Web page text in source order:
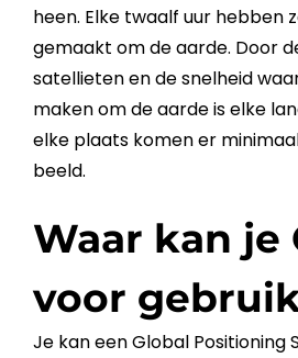
heen. Elke twaalf uur hebben
gemaakt om de aarde. Door
satellieten en de snelheid
maken om de aarde is elke
elke plaats komen er
beeld.
Waar kan je
voor
Je kan een Global Positioning